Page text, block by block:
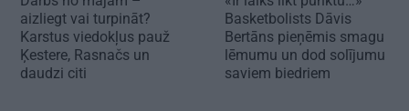
aizliegt vai turpināt?
Karstus viedokļus pauž
Ķestere, Rasnačs un
daudzi citi
Basketbolists Dāvis
Bertāns pieņēmis smagu
lēmumu un dod solījumu
saviem biedriem